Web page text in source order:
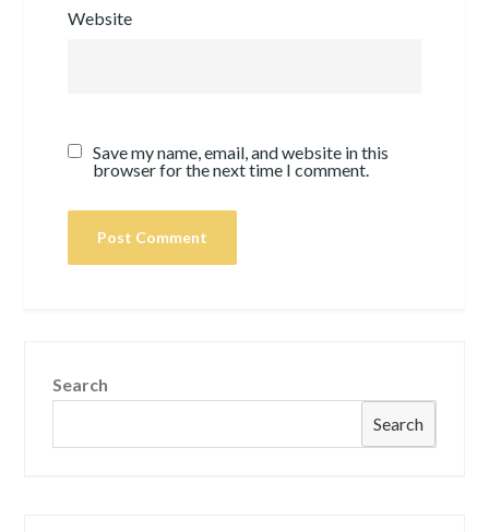
Website
Save my name, email, and website in this
browser for the next time I comment.
Search
Search